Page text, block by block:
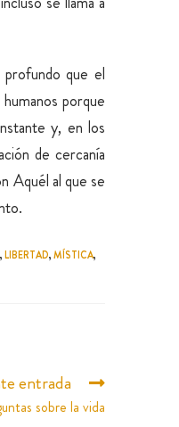
que el
porque
y, en los
de cercanía
Aquél al que se
, LIBERTAD, MÍSTICA,
entrada
sobre la vida